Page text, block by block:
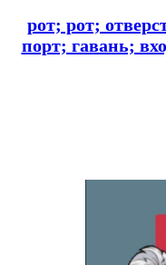
рот; рот;
порт; гавань;